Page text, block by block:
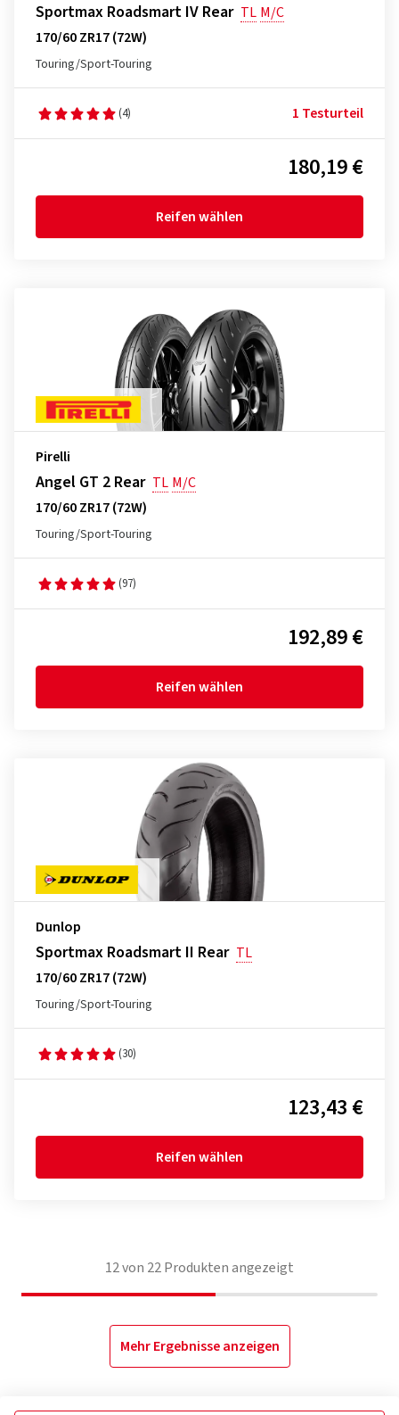
Sportmax Roadsmart IV Rear TL M/C
170/60 ZR17 (72W)
Touring/Sport-Touring
(4) 1 Testurteil
180,19 €
Reifen wählen
Pirelli
Angel GT 2 Rear TL M/C
170/60 ZR17 (72W)
Touring/Sport-Touring
(97)
192,89 €
Reifen wählen
Dunlop
Sportmax Roadsmart II Rear TL
170/60 ZR17 (72W)
Touring/Sport-Touring
(30)
123,43 €
Reifen wählen
12von 22Produkten angezeigt
Mehr Ergebnisse anzeigen